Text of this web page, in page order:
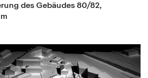
des Gebäudes 80/82,